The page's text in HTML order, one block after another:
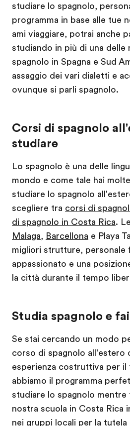
studiare lo spagnolo,
programma in base alle tue
ami viaggiare, potrai anche
studiando in più di una delle
spagnolo in Spagna e Sud
assaggio dei vari dialetti e
ovunque si parli spagnolo.
Corsi di spagnolo
studiare
Lo spagnolo è una delle
mondo e come tale hai
studiare lo spagnolo
scegliere tra corsi di
di spagnolo in Costa Rica.
Malaga, Barcellona e Playa
migliori strutture, personale
appassionato e una
la città durante il tempo
Studia spagnolo e
Se stai cercando un modo
corso di spagnolo all'estero
esperienza costruttiva per il
abbiamo il programma
studiare lo spagnolo
nostra scuola in Costa Rica
nei gruppi locali per la tutela